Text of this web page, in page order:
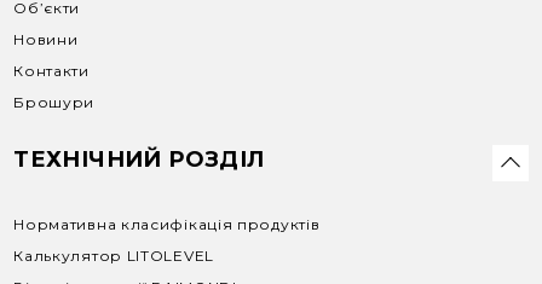
Об’єкти
Новини
Контакти
Брошури
ТЕХНІЧНИЙ РОЗДІЛ
Нормативна класифікація продуктів
Калькулятор LITOLEVEL